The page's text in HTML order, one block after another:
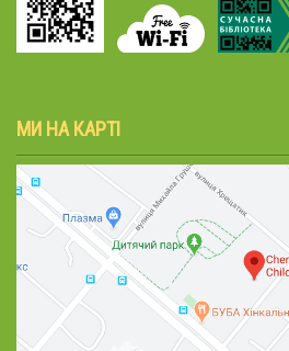
МИ НА КАРТІ